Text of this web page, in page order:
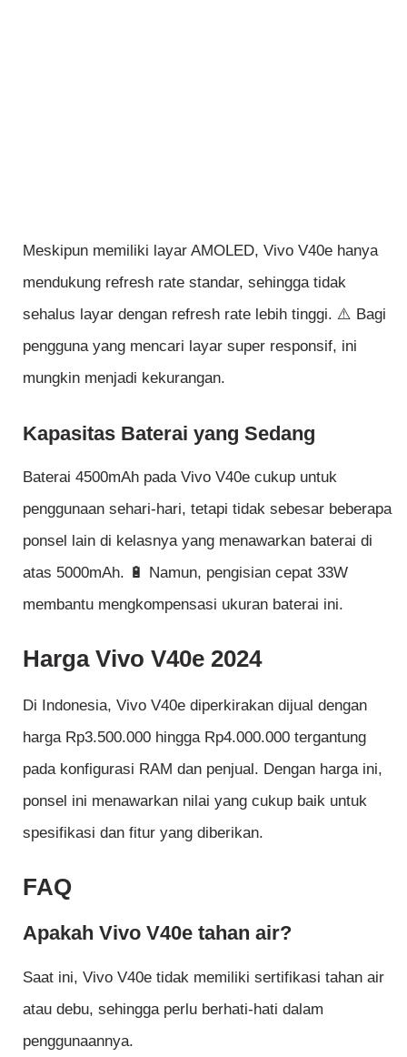
Meskipun memiliki layar AMOLED, Vivo V40e hanya
mendukung refresh rate standar, sehingga tidak
sehalus layar dengan refresh rate lebih tinggi. ⚠️ Bagi
pengguna yang mencari layar super responsif, ini
mungkin menjadi kekurangan.
Kapasitas Baterai yang Sedang
Baterai 4500mAh pada Vivo V40e cukup untuk
penggunaan sehari-hari, tetapi tidak sebesar beberapa
ponsel lain di kelasnya yang menawarkan baterai di
atas 5000mAh. 🔋 Namun, pengisian cepat 33W
membantu mengkompensasi ukuran baterai ini.
Harga Vivo V40e 2024
Di Indonesia, Vivo V40e diperkirakan dijual dengan
harga Rp3.500.000 hingga Rp4.000.000 tergantung
pada konfigurasi RAM dan penjual. Dengan harga ini,
ponsel ini menawarkan nilai yang cukup baik untuk
spesifikasi dan fitur yang diberikan.
FAQ
Apakah Vivo V40e tahan air?
Saat ini, Vivo V40e tidak memiliki sertifikasi tahan air
atau debu, sehingga perlu berhati-hati dalam
penggunaannya.